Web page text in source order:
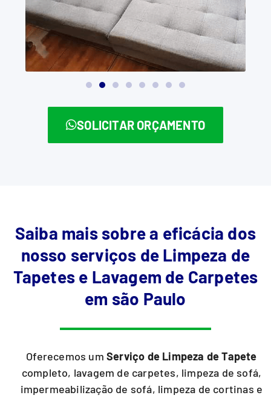
SOLICITAR ORÇAMENTO
Saiba mais sobre a eficácia dos
nosso serviços de Limpeza de
Tapetes e Lavagem de Carpetes
em são Paulo
Oferecemos umServiço de Limpeza de Tapete
completo, lavagem de carpetes, limpeza de sofá,
impermeabilização de sofá, limpeza de cortinas e